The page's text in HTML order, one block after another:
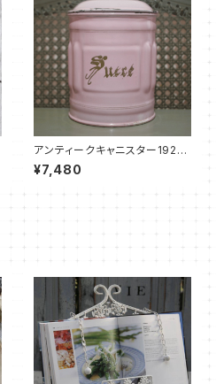
アンティークキャニスター1920
-Sucre 砂糖-
¥7,480